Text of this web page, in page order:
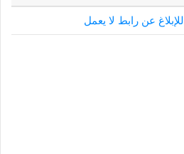
للإبلاغ عن رابط لا يعمل